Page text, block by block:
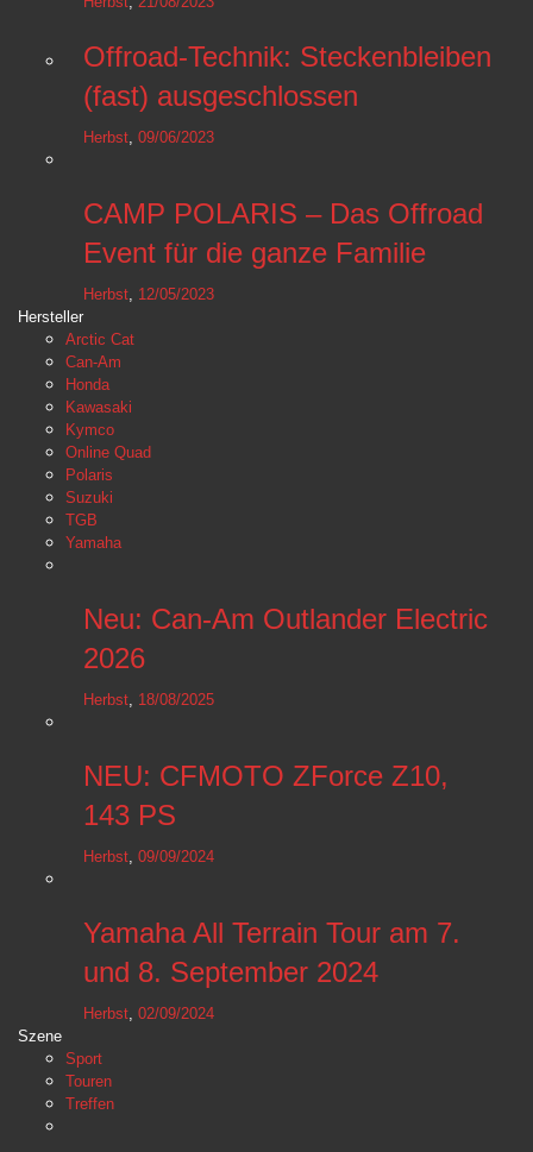
Offroad-Technik: Steckenbleiben
(fast) ausgeschlossen
Herbst 09/06/2023
CAMP POLARIS – Das Offroad
Event für die ganze Familie
Herbst 12/05/2023
Hersteller
Arctic Cat
Can-Am
Honda
Kawasaki
Kymco
Online Quad
Polaris
Suzuki
TGB
Yamaha
Neu: Can-Am Outlander Electric
2026
Herbst 18/08/2025
NEU: CFMOTO ZForce Z10,
143 PS
Herbst 09/09/2024
Yamaha All Terrain Tour am 7.
und 8. September 2024
Herbst 02/09/2024
Szene
Sport
Touren
Treffen